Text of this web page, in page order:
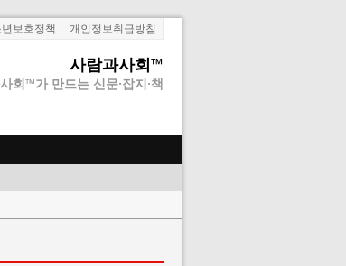
보호정책 개인정보취급방침
사람과사회™
회™가 만드는 신문·잡지·책